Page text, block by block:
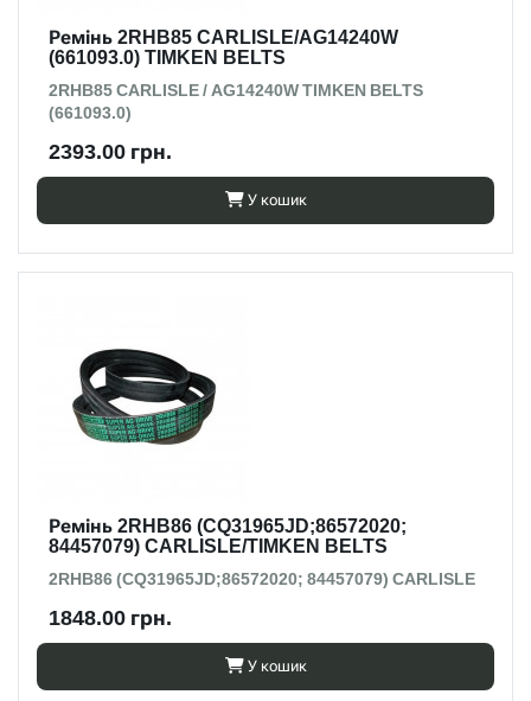
Ремінь 2RHB85 CARLISLE/AG14240W
(661093.0) TIMKEN BELTS
2RHB85 CARLISLE / AG14240W TIMKEN BELTS
(661093.0)
2393.00 грн.
У кошик
Ремінь 2RHB86 (CQ31965JD;86572020;
84457079) CARLISLE/TIMKEN BELTS
2RHB86 (CQ31965JD;86572020; 84457079) CARLISLE
1848.00 грн.
У кошик